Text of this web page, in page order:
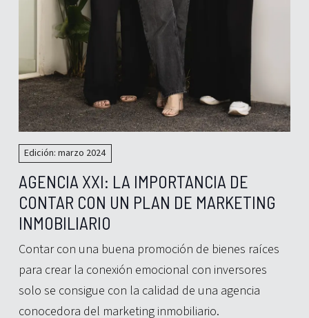
Edición: marzo 2024
AGENCIA XXI: LA IMPORTANCIA DE
CONTAR CON UN PLAN DE MARKETING
INMOBILIARIO
Contar con una buena promoción de bienes raíces
para crear la conexión emocional con inversores
solo se consigue con la calidad de una agencia
conocedora del marketing inmobiliario.